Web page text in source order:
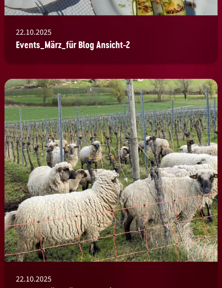
22.10.2025
Events_März_für Blog Ansicht-2
22.10.2025